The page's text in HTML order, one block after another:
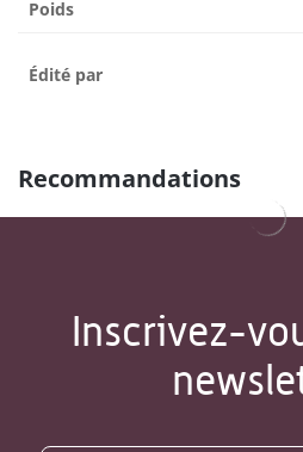
Poids
Édité par
Recommandations
Inscrivez-